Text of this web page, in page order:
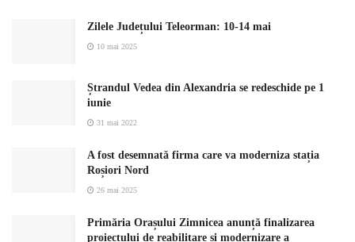
Zilele Județului Teleorman: 10-14 mai
10 mai 2025
Ștrandul Vedea din Alexandria se redeschide pe 1
iunie
31 mai 2022
A fost desemnată firma care va moderniza stația
Roșiori Nord
26 mai 2025
Primăria Orașului Zimnicea anunță finalizarea
proiectului de reabilitare și modernizare a